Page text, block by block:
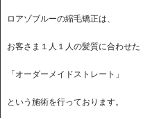
ロアゾブルーの縮毛矯正は、
お客さま１人１人の髪質に合わせた
「オーダーメイドストレート」
という施術を行っております。